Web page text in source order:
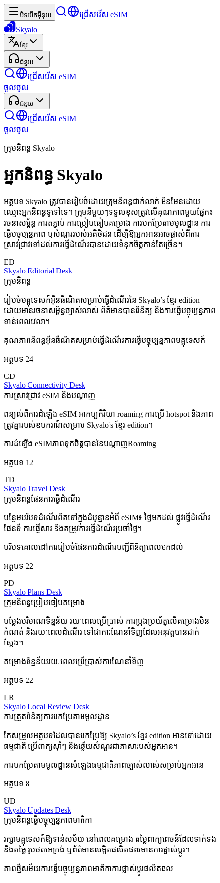
បិទបើកម៉ឺនុយ
ជ្រើសរើស eSIM
Skyalo
ខ្មែរ
ជំនួយ
ជ្រើសរើស eSIM
ចូលចូល
ជំនួយ
ជ្រើសរើស eSIM
ចូលចូល
ក្រុមនិពន្ធ Skyalo
អ្នកនិពន្ធ Skyalo
អត្ថបទ Skyalo ត្រូវបានរៀបចំដោយក្រុមនិពន្ធជាក់លាក់ មិនមែនដោយ
ឈ្មោះអ្នកនិពន្ធទូទៅទេ។ ក្រុមនីមួយៗទទួលខុសត្រូវលើគុណភាពមួយផ្នែក៖
រចនាសម្ព័ន្ធ ការតភ្ជាប់ ការប្រៀបធៀបគម្រោង ការបកប្រែតាមមូលដ្ឋាន ការ
ធ្វើបច្ចុប្បន្នភាព ឬសំណួររបស់អតិថិជន ដើម្បីឱ្យអ្នកអានអាចផ្លាស់ពីការ
ស្រាវជ្រាវទៅដល់ការធ្វើដំណើរបានដោយទំនុកចិត្តកាន់តែច្រើន។
ED
Skyalo Editorial Desk
ក្រុមនិពន្ធ
រៀបចំមគ្គុទេសក៍អ៊ីនធឺណិតសម្រាប់ធ្វើដំណើរនៃ Skyalo’s ខ្មែរ edition
ដោយមានរចនាសម្ព័ន្ធច្បាស់លាស់ ព័ត៌មានបានពិនិត្យ និងការធ្វើបច្ចុប្បន្នភាព
ទាន់ពេលវេលា។
គុណភាពនិពន្ធអ៊ីនធឺណិតសម្រាប់ធ្វើដំណើរការធ្វើបច្ចុប្បន្នភាពមគ្គុទេសក៍
អត្ថបទ 24
CD
Skyalo Connectivity Desk
ការស្រាវជ្រាវ eSIM និងបណ្តាញ
ពន្យល់ពីការដំឡើង eSIM អាកប្បកិរិយា roaming ការប្រើ hotspot និងភាព
ត្រូវគ្នារបស់ឧបករណ៍សម្រាប់ Skyalo’s ខ្មែរ edition។
ការដំឡើង eSIMភាពទុកចិត្តបាននៃបណ្តាញRoaming
អត្ថបទ 12
TD
Skyalo Travel Desk
ក្រុមនិពន្ធផែនការធ្វើដំណើរ
បន្ថែមបរិបទដំណើរពិតទៅក្នុងដំបូន្មានអំពី eSIM៖ ថ្ងៃមកដល់ ផ្លូវធ្វើដំណើរ
ផែនទី ការផ្ញើសារ និងតម្រូវការធ្វើដំណើរប្រចាំថ្ងៃ។
បរិបទគោលដៅការរៀបចំផែនការដំណើរបញ្ជីពិនិត្យពេលមកដល់
អត្ថបទ 22
PD
Skyalo Plans Desk
ក្រុមនិពន្ធប្រៀបធៀបគម្រោង
បម្លែងបរិមាណទិន្នន័យ រយៈពេលប្រើប្រាស់ ការប្រុងប្រយ័ត្នលើគម្រោងមិន
កំណត់ និងរយៈពេលដំណើរ ទៅជាការណែនាំទិញដែលអនុវត្តបានជាក់
ស្តែង។
គម្រោងទិន្នន័យរយៈពេលប្រើប្រាស់ការណែនាំទិញ
អត្ថបទ 22
LR
Skyalo Local Review Desk
ការត្រួតពិនិត្យការបកប្រែតាមមូលដ្ឋាន
កែសម្រួលអត្ថបទដែលបានបកប្រែឱ្យ Skyalo’s ខ្មែរ edition អានទៅដោយ
ធម្មជាតិ ប្រើពាក្យស៊ាំៗ និងឆ្លើយសំណួរជាភាសារបស់អ្នកអាន។
ការបកប្រែតាមមូលដ្ឋានសំឡេងធម្មជាតិភាពច្បាស់លាស់សម្រាប់អ្នកអាន
អត្ថបទ 8
UD
Skyalo Updates Desk
ក្រុមនិពន្ធធ្វើបច្ចុប្បន្នភាពមាតិកា
រក្សាមគ្គុទេសក៍ឱ្យទាន់សម័យ នៅពេលគម្រោង តម្លៃពាក្យពេចន៍ដែលទាក់ទង
នឹងតម្លៃ រូបថតអេក្រង់ ឬព័ត៌មានលម្អិតផលិតផលមានការផ្លាស់ប្តូរ។
ភាពថ្មីសម័យការធ្វើបច្ចុប្បន្នភាពមាតិកាការផ្លាស់ប្តូរផលិតផល